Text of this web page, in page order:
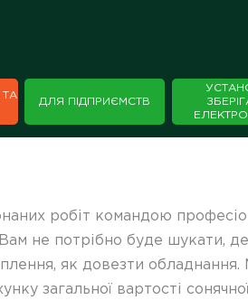
ТА
ДЛЯ ПІДПРИЄМСТВ
робіт командою
не потрібно буде шукати,
як довезти
загальної вартості